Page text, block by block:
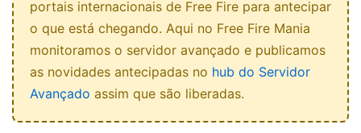
portais internacionais de Free Fire para antecipar
o que está chegando. Aqui no Free Fire Mania
monitoramos o servidor avançado e publicamos
as novidades antecipadas no hub do Servidor
Avançado assim que são liberadas.